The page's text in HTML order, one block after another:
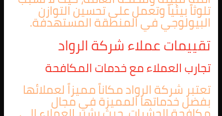
تلوثاً بيئياً وتعمل على تحسين التوازن
البيولوجي في المنطقة المستهدفة.
تقييمات عملاء شركة الرواد
تجارب العملاء مع خدمات المكافحة
تعتبر شركة الرواد مكاناً مميزاً لعملائها
بفضل خدماتها المميزة في مجال